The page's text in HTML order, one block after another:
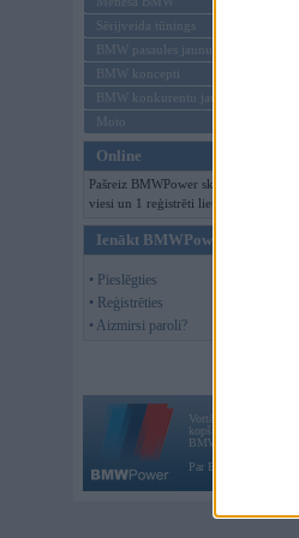
Sērijveida tūnings
BMW pasaules jaunumi
BMW koncepti
BMW konkurentu jaunumi
Moto
Online
Pašreiz BMWPower skatās 301
viesi un 1 reģistrēti lietotāji.
Ienākt BMWPower
• Pieslēgties
• Reģistrēties
• Aizmirsi paroli?
Vortāls BMWPower.lv
kopš 2002. gada 14.
BMW AG.
Par BMWPower